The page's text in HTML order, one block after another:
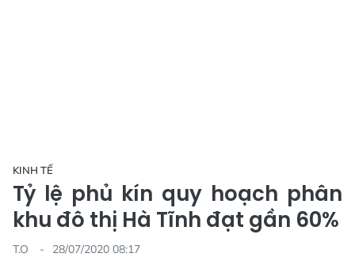
KINH TẾ
Tỷ lệ phủ kín quy hoạch phân
khu đô thị Hà Tĩnh đạt gần 60%
T.O
28/07/2020 08:17